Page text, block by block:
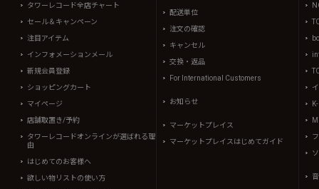
タワーレコード全店チャート
セール＆キャンペーン
注目アイテム
インフォメーションメール
新規会員登録
ショッピングカート
マイページ
店舗取置き/予約
タワーレコードオンラインが選ばれる理
由
はじめてのお客様へ
欲しい物リストの使い方
配送単位
注文の確認
キャンセル
交換・返品
For International Customers
お知らせ
マーケットプレイス
マーケットプレイスはじめてガイド